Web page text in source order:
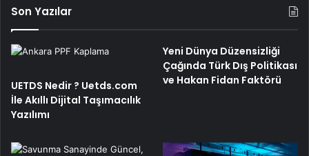
Son Yazılar
UETDS Nedir ? Uetds.com
İle Akıllı Dijital Taşımacılık
Yazılımı
Yeni Dünya Düzensizliği
Çağında Türk Dış Politikası
ve Hakan Fidan Faktörü